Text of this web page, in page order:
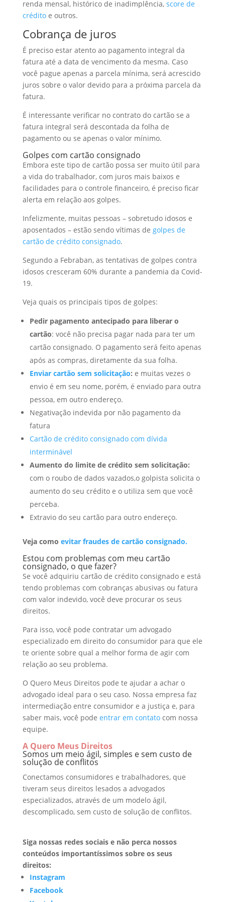
renda mensal, histórico de inadimplência, score de
créditoe outros.
Cobrança de juros
É preciso estar atento ao pagamento integral da
fatura até a data de vencimento da mesma. Caso
você pague apenas a parcela mínima, será acrescido
juros sobre o valor devido para a próxima parcela da
fatura.
É interessante verificar no contrato do cartão se a
fatura integral será descontada da folha de
pagamento ou se apenas o valor mínimo.
Golpes com cartão consignado
Embora este tipo de cartão possa ser muito útil para
a vida do trabalhador, com juros mais baixos e
facilidades para o controle financeiro, é preciso ficar
alerta em relação aos golpes.
Infelizmente, muitas pessoas – sobretudo idosos e
aposentados – estão sendo vítimas de golpes de
cartão de crédito consignado.
Segundo a Febraban, as tentativas de golpes contra
idosos cresceram 60% durante a pandemia da Covid-
19.
Veja quais os principais tipos de golpes:
Pedir pagamento antecipado para liberar o
cartão: você não precisa pagar nada para ter um
cartão consignado. O pagamento será feito apenas
após as compras, diretamente da sua folha.
Enviar cartão sem solicitação: e muitas vezes o
envio é em seu nome, porém, é enviado para outra
pessoa, em outro endereço.
Negativação indevida por não pagamento da
fatura
Cartão de crédito consignado com dívida
interminável
Aumento do limite de crédito sem solicitação:
com o roubo de dados vazados,o golpista solicita o
aumento do seu crédito e o utiliza sem que você
perceba.
Extravio do seu cartão para outro endereço.
Veja como evitar fraudes de cartão consignado.
Estou com problemas com meu cartão
consignado, o que fazer?
Se você adquiriu cartão de crédito consignado e está
tendo problemas com cobranças abusivas ou fatura
com valor indevido, você deve procurar os seus
direitos.
Para isso, você pode contratar um advogado
especializado em direito do consumidor para que ele
te oriente sobre qual a melhor forma de agir com
relação ao seu problema.
O Quero Meus Direitos pode te ajudar a achar o
advogado ideal para o seu caso. Nossa empresa faz
intermediação entre consumidor e a justiça e, para
saber mais, você pode entrar em contatocom nossa
equipe.
A Quero Meus Direitos
Somos um meio ágil, simples e sem custo de
solução de conflitos
Conectamos consumidores e trabalhadores, que
tiveram seus direitos lesados a advogados
especializados, através de um modelo ágil,
descomplicado, sem custo de solução de conflitos.
Siga nossas redes sociais e não perca nossos
conteúdos importantíssimos sobre os seus
direitos:
Instagram
Facebook